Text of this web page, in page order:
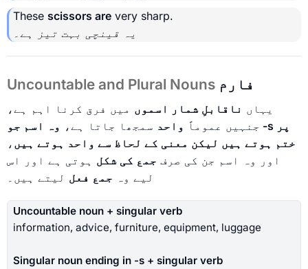
These scissors are very sharp.
یہ قینچی بہت تیز ہے۔
Uncountable and Plural Nouns فارم
یہاں ناقابلِ شمار اسموں میں فرق کرنا اہم ہے،
جنہیں عموماً واحد سمجھا جاتا ہے، وہ اسم جو -s پر
ختم ہوتے ہیں لیکن معنی کے لحاظ سے واحد ہوتے ہیں ،
اور وہ اسم جن کی صرف جمع کی شکل ہوتی ہے اور اس
لیے وہ جمع فعل لیتے ہیں۔
Uncountable noun + singular verb
information, advice, furniture, equipment, luggage
Singular noun ending in -s + singular verb